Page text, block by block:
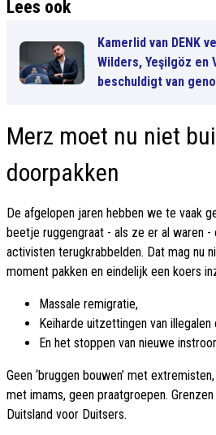
Lees ook
Kamerlid van DENK
Wilders, Yeşilgöz en
beschuldigt van
Merz moet nu niet
doorpakken
De afgelopen jaren hebben we te vaak
beetje ruggengraat - als ze er al waren -
activisten terugkrabbelden. Dat mag nu
moment pakken en eindelijk een koers
Massale remigratie,
Keiharde uitzettingen van illegalen
En het stoppen van nieuwe
Geen ‘bruggen bouwen’ met
met imams, geen praatgroepen.
Duitsland voor Duitsers.